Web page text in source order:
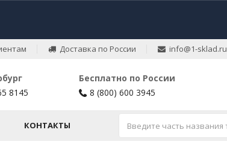
Доставка по России info@1-sklad.ru
8145
Бесплатно по России
8 (800) 600 3945
КОНТАКТЫ